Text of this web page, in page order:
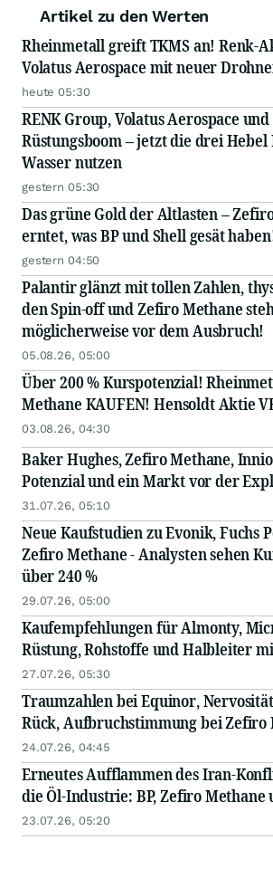
Artikel zu den Werten
Rheinmetall greift TKMS an! Renk-
Volatus Aerospace mit neuer
heute 05:30
RENK Group, Volatus Aerospace und
Rüstungsboom – jetzt die drei
Wasser nutzen
gestern 05:30
Das grüne Gold der Altlasten –
erntet, was BP und Shell gesät
gestern 04:50
Palantir glänzt mit tollen Zahlen,
den Spin-off und Zefiro Methane
möglicherweise vor dem Ausbruch!
05.08.26, 05:00
Über 200 % Kurspotenzial!
Methane KAUFEN! Hensoldt Aktie
03.08.26, 04:30
Baker Hughes, Zefiro Methane, Innio
Potenzial und ein Markt vor der
31.07.26, 05:10
Neue Kaufstudien zu Evonik, Fuchs
Zefiro Methane - Analysten sehen
über 240 %
29.07.26, 05:00
Kaufempfehlungen für Almonty,
Rüstung, Rohstoffe und Halbleiter
27.07.26, 05:30
Traumzahlen bei Equinor,
Rück, Aufbruchstimmung bei Zefiro
24.07.26, 04:45
Erneutes Aufflammen des Iran-
die Öl-Industrie: BP, Zefiro Methane
23.07.26, 05:20